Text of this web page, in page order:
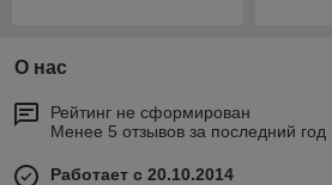
О нас
Рейтинг не сформирован
Менее 5 отзывов за последний год
Работает с 20.10.2014